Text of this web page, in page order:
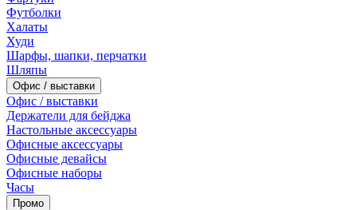
Футболки
Халаты
Худи
Шарфы, шапки, перчатки
Шляпы
Офис / выставки
Офис / выставки
Держатели для бейджа
Настольные аксессуары
Офисные аксессуары
Офисные девайсы
Офисные наборы
Часы
Промо